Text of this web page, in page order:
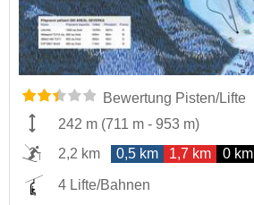
Bewertung Pisten/Lifte
242 m (711 m - 953 m)
2,2 km
0,5 km 1,7 km 0 km
4 Lifte/Bahnen